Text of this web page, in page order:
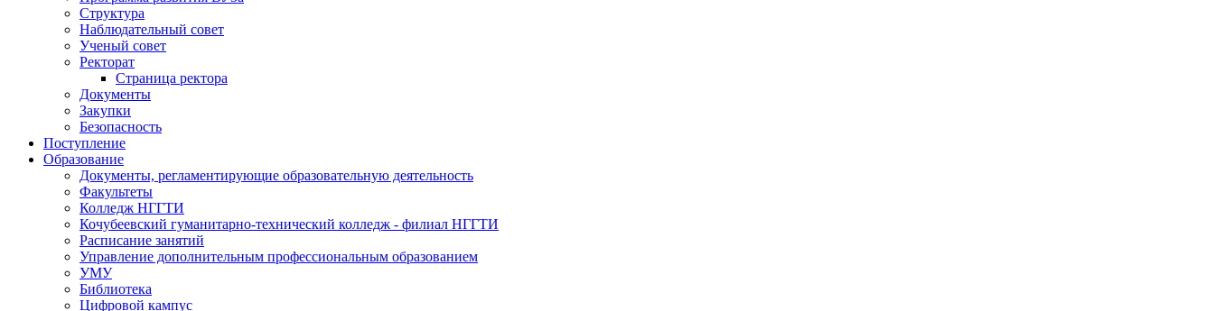
Структура
Наблюдательный совет
Ученый совет
Ректорат
Страница ректора
Документы
Закупки
Безопасность
Поступление
Образование
Документы, регламентирующие образовательную деятельность
Факультеты
Колледж НГГТИ
Кочубеевский гуманитарно-технический колледж - филиал НГГТИ
Расписание занятий
Управление дополнительным профессиональным образованием
УМУ
Библиотека
Цифровой кампус